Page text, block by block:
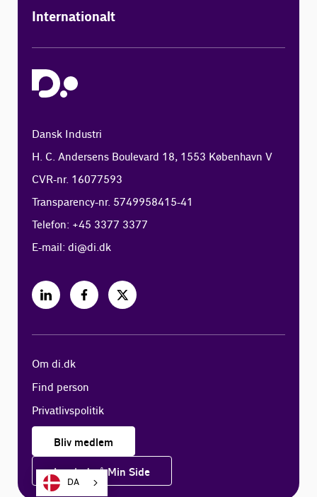
Internationalt
Dansk Industri
H. C. Andersens Boulevard 18, 1553 København V
CVR-nr. 16077593
Transparency-nr. 5749958415-41
Telefon: +45 3377 3377
E-mail:di@di.dk
Om di.dk
Find person
Privatlivspolitik
Bliv medlem
Log ind på Min Side
DA